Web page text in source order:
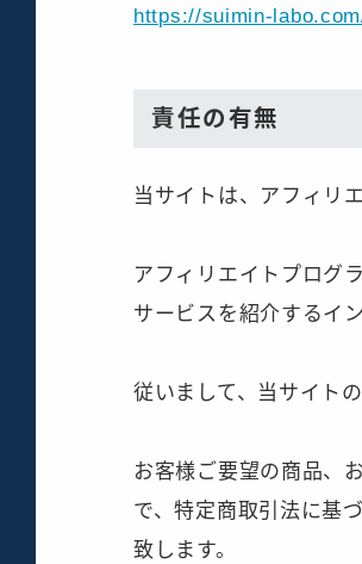
https://suimin-
責任の有無
当サイトは、アフィリ
アフィリエイトプログ
サービスを紹介するイ
従いまして、当サイト
お客様ご要望の商品、
で、特定商取引法に基
致します。